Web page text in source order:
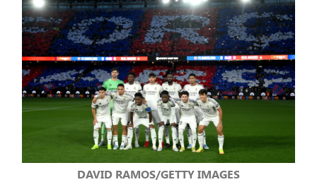
DAVID RAMOS/GETTY IMAGES